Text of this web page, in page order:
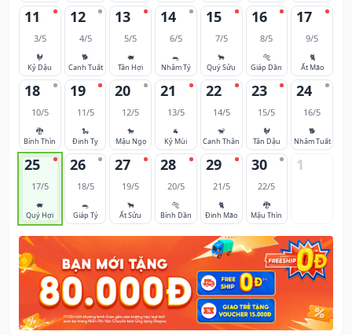
11
3/5
🐓
Kỷ Dậu
12
4/5
🐕
Canh Tuất
13
5/5
🐖
Tân Hợi
14
6/5
🐀
Nhâm Tý
15
7/5
🐂
Quý Sửu
16
8/5
🐅
Giáp Dần
17
9/5
🐈
Ất Mão
18
10/5
🐉
Bính Thìn
19
11/5
🐍
Đinh Tỵ
20
12/5
🐎
Mậu Ngọ
21
13/5
🐐
Kỷ Mùi
22
14/5
🐒
Canh Thân
23
15/5
🐓
Tân Dậu
24
16/5
🐕
Nhâm Tuất
25
17/5
🐖
Quý Hợi
26
18/5
🐀
Giáp Tý
27
19/5
🐂
Ất Sửu
28
20/5
🐅
Bính Dần
29
21/5
🐈
Đinh Mão
30
22/5
🐉
Mậu Thìn
1